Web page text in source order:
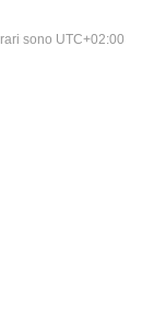
sono UTC+02:00